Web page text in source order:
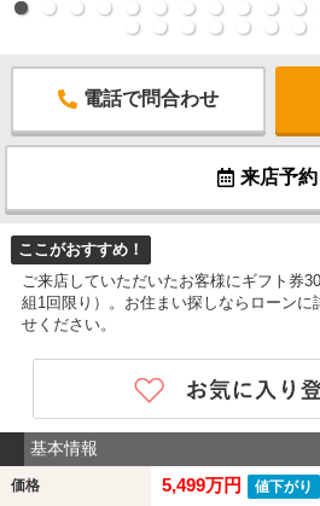
電話で問合わせ
来店予約
ここがおすすめ！
ご来店していただいたお客様にギフト券
組1回限り）。お住まい探しならローン
せください。
基本情報
価格 5,499万円 値下がり